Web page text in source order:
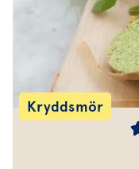
Kryddsmör